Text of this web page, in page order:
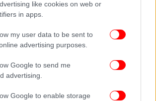
like cookies on web or
in apps.
my user data to be sent to
advertising purposes.
Google to send me
advertising.
Google to enable storage